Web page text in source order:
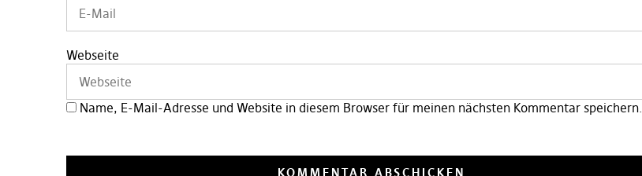
Webseite
Name, E-Mail-Adresse und Website in diesem Browser für meinen nächsten Kommentar speichern.